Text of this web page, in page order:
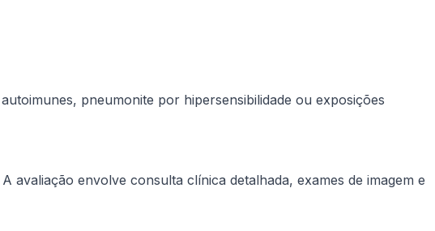
pneumonite por hipersensibilidade ou exposições
envolve consulta clínica detalhada, exames de imagem e